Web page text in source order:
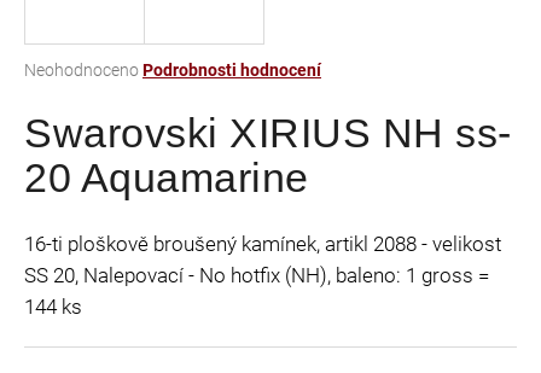
Průměrné
produktu
je
0,0
hvězdiček.
NeohodnocenoPodrobnosti hodnocení
Swarovski XIRIUS NH ss-
20 Aquamarine
16-ti ploškově broušený kamínek, artikl 2088 - velikost
SS 20, Nalepovací - No hotfix (NH), baleno: 1 gross =
144 ks
j
t
?
HLEDAT